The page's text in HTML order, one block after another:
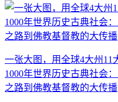
一张大图，用全球4大州11
1000年世界历史古典社会
之路到佛教基督教的大传播